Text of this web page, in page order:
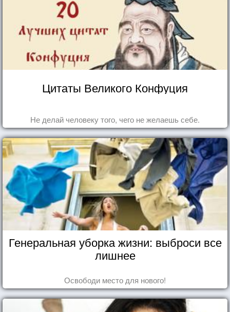
Цитаты Великого Конфуция
Не делай человеку того, чего не желаешь себе.
Генеральная уборка жизни: выброси все
лишнее
Освободи место для нового!